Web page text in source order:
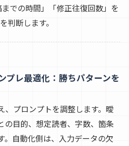
での時間」「修正往復回数」を
判断します。
プレ最適化：勝ちパターンを
、プロンプトを調整します。曖
の目的、想定読者、字数、箇条
。自動化側は、入力データの欠